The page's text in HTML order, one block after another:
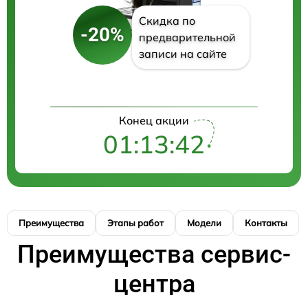
-20%
Скидка по
предварительной
записи на сайте
Конец акции
01:13:41
Преимущества Этапы работ Модели Контакты
Преимущества сервис-
центра